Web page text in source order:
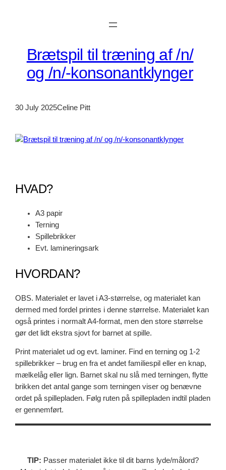
Brætspil til træning af /n/
og /n/-konsonantklynger
30 July 2025Celine Pitt
HVAD?
A3 papir
Terning
Spillebrikker
Evt. lamineringsark
HVORDAN?
OBS. Materialet er lavet i A3-størrelse, og materialet kan
dermed med fordel printes i denne størrelse. Materialet kan
også printes i normalt A4-format, men den store størrelse
gør det lidt ekstra sjovt for barnet at spille.
Print materialet ud og evt. laminer. Find en terning og 1-2
spillebrikker – brug en fra et andet familiespil eller en knap,
mælkelåg eller lign. Barnet skal nu slå med terningen, flytte
brikken det antal gange som terningen viser og benævne
ordet på spillepladen. Følg ruten på spillepladen indtil pladen
er gennemført.
TIP: Passer materialet ikke til dit barns lyde/målord?